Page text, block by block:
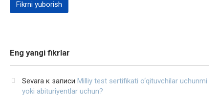
Eng yangi fikrlar
Sevara к записи Milliy test sertifikati o‘qituvchilar uchunmi
yoki abituriyentlar uchun?